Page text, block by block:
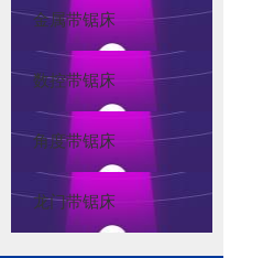
金属带锯床
数控带锯床
角度带锯床
龙门带锯床